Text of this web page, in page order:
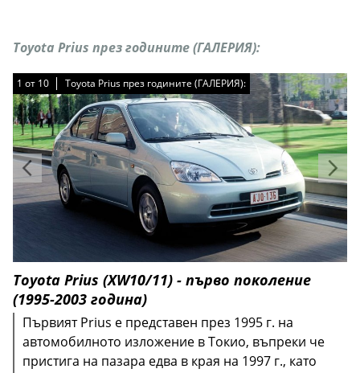
Toyota Prius през годините (ГАЛЕРИЯ):
1 от 10 Toyota Prius през годините (ГАЛЕРИЯ):
Toyota Prius (XW10/11) - първо поколение
(1995-2003 година)
Първият Prius е представен през 1995 г. на
автомобилното изложение в Токио, въпреки че
пристига на пазара едва в края на 1997 г., като
1 от 10 Toyota Prius през годините (ГАЛЕРИЯ):
1 от 10 Toyota Prius през годините (ГАЛЕРИЯ):
1 от 10 Toyota Prius през годините (ГАЛЕРИЯ):
1 от 10 Toyota Prius през годините (ГАЛЕРИЯ):
1 от 10 Toyota Prius през годините (ГАЛЕРИЯ):
1 от 10 Toyota Prius през годините (ГАЛЕРИЯ):
1 от 10 Toyota Prius през годините (ГАЛЕРИЯ):
1 от 10 Toyota Prius през годините (ГАЛЕРИЯ):
1 от 10 Toyota Prius през годините (ГАЛЕРИЯ):